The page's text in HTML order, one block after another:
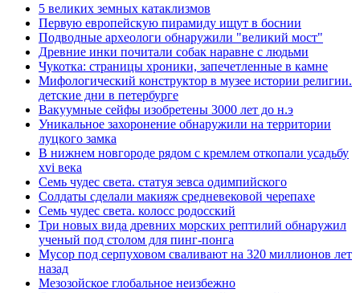
5 великих земных катаклизмов
Первую европейскую пирамиду ищут в боснии
Подводные археологи обнаружили "великий мост"
Древние инки почитали собак наравне с людьми
Чукотка: страницы хроники, запечетленные в камне
Мифологический конструктор в музее истории религии.
детские дни в петербурге
Вакуумные сейфы изобретены 3000 лет до н.э
Уникальное захоронение обнаружили на территории
луцкого замка
В нижнем новгороде рядом с кремлем откопали усадьбу
xvi века
Семь чудес света. статуя зевса одимпийского
Солдаты сделали макияж средневековой черепахе
Семь чудес света. колосс родосский
Три новых вида древних морских рептилий обнаружил
ученый под столом для пинг-понга
Мусор под cерпуховом сваливают на 320 миллионов лет
назад
Мезозойское глобальное неизбежно